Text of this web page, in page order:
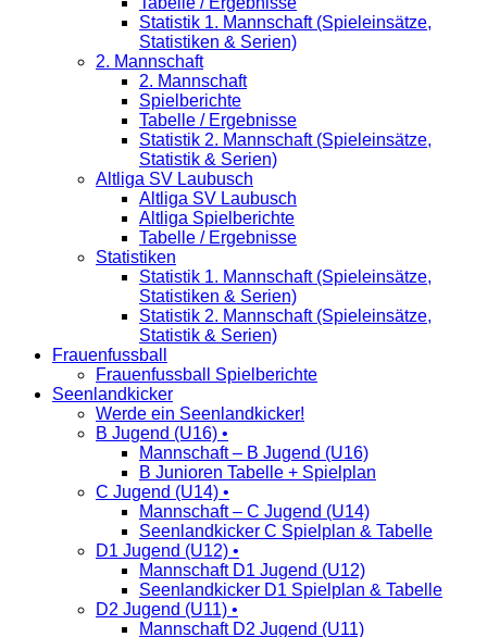
Statistik 1. Mannschaft (Spieleinsätze,
Statistiken & Serien)
2. Mannschaft
2. Mannschaft
Spielberichte
Tabelle / Ergebnisse
Statistik 2. Mannschaft (Spieleinsätze,
Statistik & Serien)
Altliga SV Laubusch
Altliga SV Laubusch
Altliga Spielberichte
Tabelle / Ergebnisse
Statistiken
Statistik 1. Mannschaft (Spieleinsätze,
Statistiken & Serien)
Statistik 2. Mannschaft (Spieleinsätze,
Statistik & Serien)
Frauenfussball
Frauenfussball Spielberichte
Seenlandkicker
Werde ein Seenlandkicker!
B Jugend (U16) •
Mannschaft – B Jugend (U16)
B Junioren Tabelle + Spielplan
C Jugend (U14) •
Mannschaft – C Jugend (U14)
Seenlandkicker C Spielplan & Tabelle
D1 Jugend (U12) •
Mannschaft D1 Jugend (U12)
Seenlandkicker D1 Spielplan & Tabelle
D2 Jugend (U11) •
Mannschaft D2 Jugend (U11)